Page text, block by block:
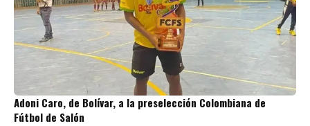
Adoni Caro, de Bolívar, a la preselección Colombiana de
Fútbol de Salón